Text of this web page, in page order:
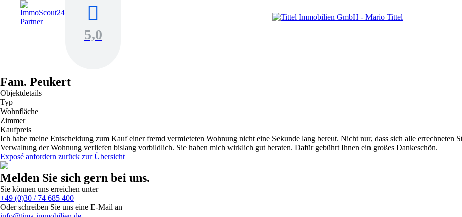
5,0
Fam. Peukert
Objektdetails
Typ
Wohnfläche
Zimmer
Kaufpreis
Ich habe meine Entscheidung zum Kauf einer fremd vermieteten Wohnung nicht eine Sekunde lang bereut. Nicht nur, dass sich alle errechneten
Verwaltung der Wohnung verliefen bislang vorbildlich. Sie haben mich wirklich gut beraten. Dafür gebührt Ihnen ein großes Dankeschön.
Exposé anfordern zurück zur Übersicht
Melden Sie sich gern bei uns.
Sie können uns erreichen unter
+49 (0)30 / 74 685 400
Oder schreiben Sie uns eine E-Mail an